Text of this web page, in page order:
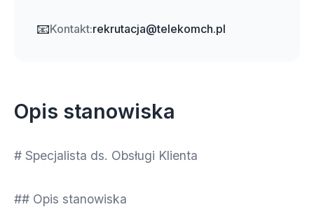
📧Kontakt:rekrutacja@telekomch.pl
Opis stanowiska
# Specjalista ds. Obsługi Klienta
## Opis stanowiska